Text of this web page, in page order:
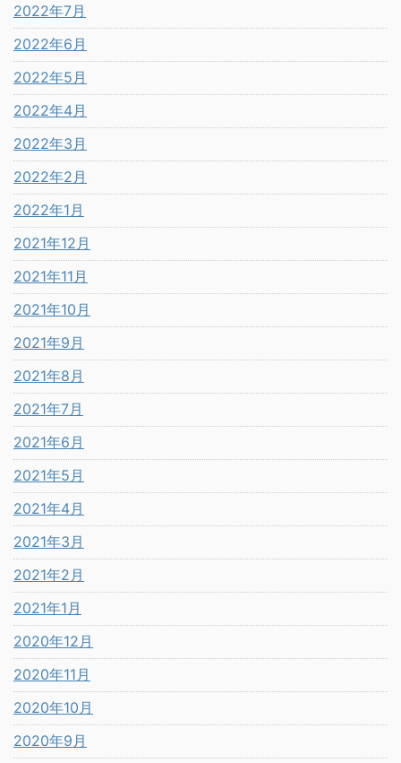
2022年7月
2022年6月
2022年5月
2022年4月
2022年3月
2022年2月
2022年1月
2021年12月
2021年11月
2021年10月
2021年9月
2021年8月
2021年7月
2021年6月
2021年5月
2021年4月
2021年3月
2021年2月
2021年1月
2020年12月
2020年11月
2020年10月
2020年9月